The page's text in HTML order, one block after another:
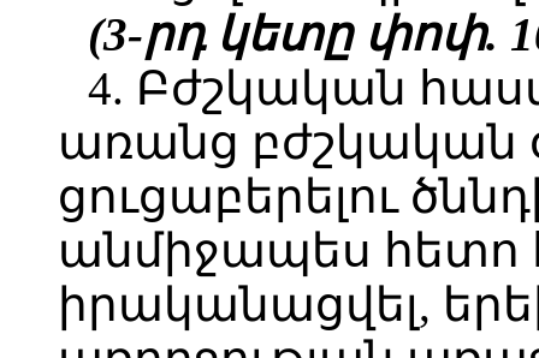
(3-րդ կետը փոփ.
4. Բժշկական
առանց բժշկական
ցուցաբերելու
անմիջապես հետո
իրականացվել,